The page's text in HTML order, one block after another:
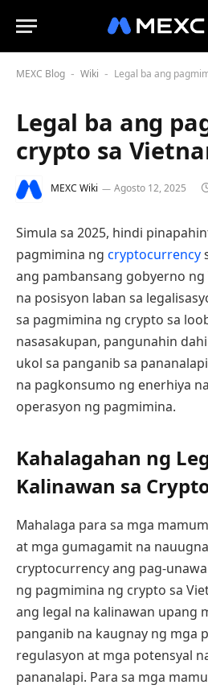
MEXC Blog - Wiki - Legal ba ang
Legal ba ang
crypto sa
MEXC Wiki Agosto 12, 2025
Simula sa 2025, hindi
pagmimina ng cryptocurrency
ang pambansang gobyerno
na posisyon laban sa
sa pagmimina ng crypto sa
nasasakupan, pangunahin
ukol sa panganib sa
na pagkonsumo ng enerhiya
operasyon ng pagmimina.
Kahalagahan ng
Kalinawan sa
Mahalaga para sa mga
at mga gumagamit na
cryptocurrency ang pag-
ng pagmimina ng crypto sa
ang legal na kalinawan upang
panganib na kaugnay ng mga
regulasyon at mga potensyal
pananalapi. Para sa mga